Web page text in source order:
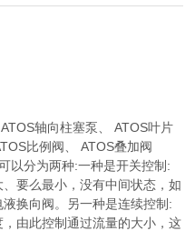
轴向柱塞泵、 ATOS叶片
比例阀、 ATOS叠加阀
分为两种:一种是开关控制:
要么最小，没有中间状态，如
换向阀。另一种是连续控制:
由此控制通过流量的大小，这